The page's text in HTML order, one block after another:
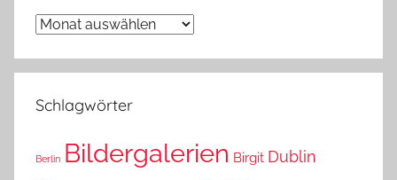
Wann
das?
Schlagwörter
Berlin Bildergalerien Birgit Dublin